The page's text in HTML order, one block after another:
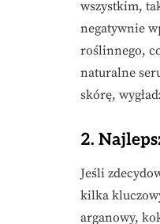
wszystkim,
negatywnie
roślinnego,
naturalne
skórę,
2.
Jeśli
kilka
arganowy,